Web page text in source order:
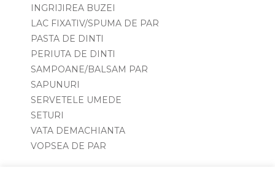
INGRIJIREA BUZEI
LAC FIXATIV/SPUMA DE PAR
PASTA DE DINTI
PERIUTA DE DINTI
SAMPOANE/BALSAM PAR
SAPUNURI
SERVETELE UMEDE
SETURI
VATA DEMACHIANTA
VOPSEA DE PAR